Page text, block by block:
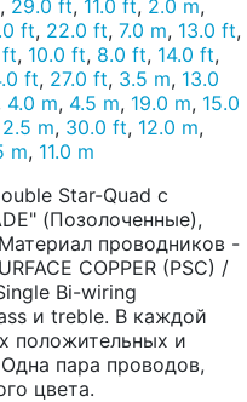
, 29.0 ft, 11.0 ft, 2.0 m,
ft, 22.0 ft, 7.0 m, 13.0 ft,
ft, 10.0 ft, 8.0 ft, 14.0 ft,
ft, 27.0 ft, 3.5 m, 13.0
4.0 m, 4.5 m, 19.0 m, 15.0
2.5 m, 30.0 ft, 12.0 m,
m, 11.0 m
Star-Quad с
(Позолоченные),
проводников -
COPPER (PSC) /
Bi-wiring
и treble. В каждой
положительных и
пара проводов,
цвета.